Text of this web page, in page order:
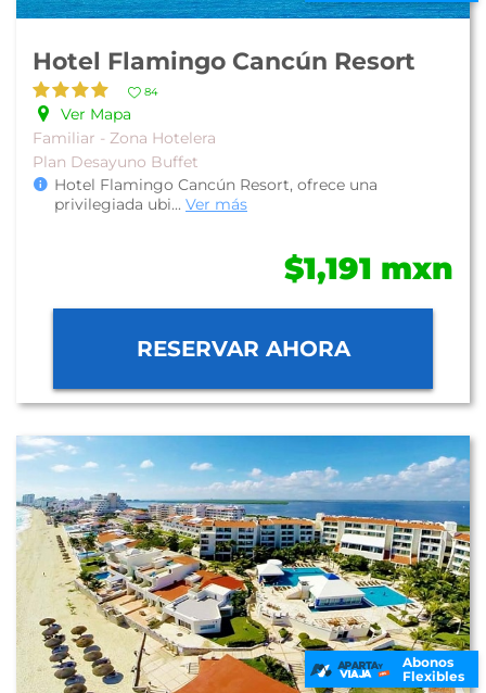
Hotel Flamingo Cancún Resort
84
Ver Mapa
Familiar - Zona Hotelera
Plan Desayuno Buffet
Hotel Flamingo Cancún Resort, ofrece una
privilegiada ubi... Ver más
$1,191 mxn
RESERVAR AHORA
Abonos
Flexibles